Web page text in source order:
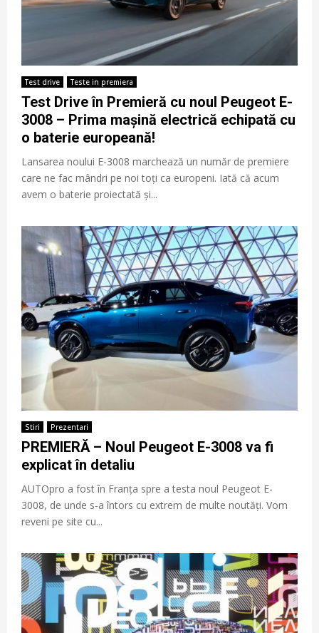
Test drive Teste in premiera
Test Drive în Premieră cu noul Peugeot E-
3008 – Prima mașină electrică echipată cu
o baterie europeană!
Lansarea noului E-3008 marchează un număr de premiere
care ne fac mândri pe noi toți ca europeni. Iată că acum
avem o baterie proiectată și...
Stiri Prezentari
PREMIERĂ – Noul Peugeot E-3008 va fi
explicat în detaliu
AUTOpro a fost în Franța spre a testa noul Peugeot E-
3008, de unde s-a întors cu extrem de multe noutăți. Vom
reveni pe site cu...